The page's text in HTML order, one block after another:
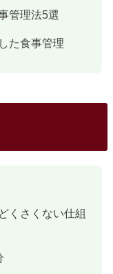
管理法5選
た食事管理
くさくない仕組